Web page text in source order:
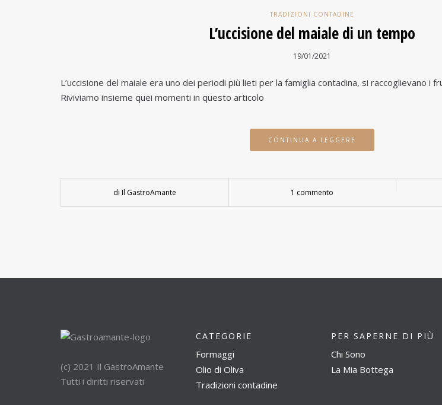
TRADIZIONI CONTADINE
L’uccisione del maiale di un tempo
19/01/2021
L’uccisione del maiale era uno dei periodi più lieti per la famiglia contadina, si raccoglievano i
Riviviamo insieme quei momenti in questo articolo
CONTINUA A LEGGERE
di Il GastroAmante 1 commento
(c) 2021 Il GastroAmante
Tutti i diritti riservati
CATEGORIE
Formaggi
Olio di Oliva
Tradizioni contadine
PER SAPERNE DI PIÙ
Chi Sono
La Mia Bottega